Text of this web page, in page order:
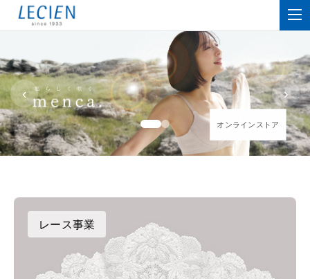
オンラインストア
オンラインストア
‹ ›
レース事業